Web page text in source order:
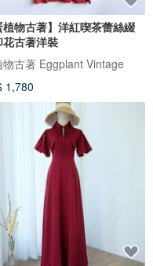
植物古著】洋紅喫茶蕾絲綴
花古著洋裝
物古著 Eggplant Vintage
1,780